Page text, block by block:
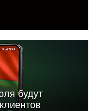
будут